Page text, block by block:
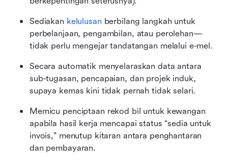
Sediakan kelulusan berbilang langkah untuk
perbelanjaan, pengambilan, atau perolehan—
tidak perlu mengejar tandatangan melalui e-mel.
Secara automatik menyelaraskan data antara
sub-tugasan, pencapaian, dan projek induk,
supaya kemas kini tidak pernah tidak selari.
Memicu penciptaan rekod bil untuk kewangan
apabila hasil kerja mencapai status “sedia untuk
invois,” menutup kitaran antara penghantaran
dan pembayaran.